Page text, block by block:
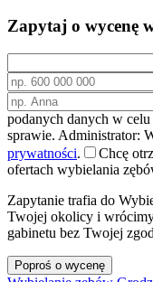
Zapytaj o wycenę
podanych danych w
sprawie. Administrator:
prywatności.
Chcę
ofertach wybielania
Zapytanie trafia do
Twojej okolicy i
gabinetu bez Twojej
Poproś o wycenę